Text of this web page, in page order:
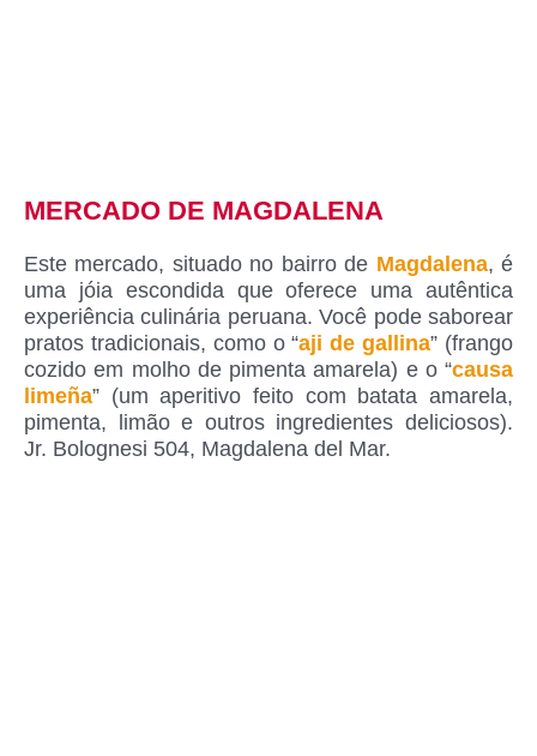
MERCADO DE MAGDALENA
Este mercado, situado no bairro de Magdalena, é
uma jóia escondida que oferece uma autêntica
experiência culinária peruana. Você pode saborear
pratos tradicionais, como o “aji de gallina” (frango
cozido em molho de pimenta amarela) e o “causa
limeña” (um aperitivo feito com batata amarela,
pimenta, limão e outros ingredientes deliciosos).
Jr. Bolognesi 504, Magdalena del Mar.